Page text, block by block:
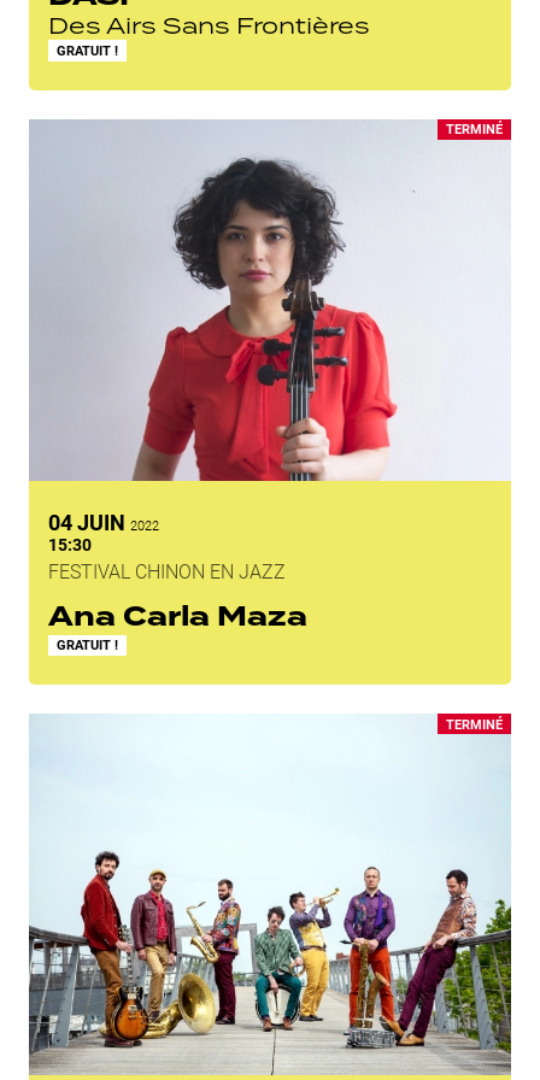
Des Airs Sans Frontières
GRATUIT !
TERMINÉ
04JUIN
JUIN 2022
15:30
FESTIVAL CHINON EN JAZZ
Ana Carla Maza
GRATUIT !
TERMINÉ